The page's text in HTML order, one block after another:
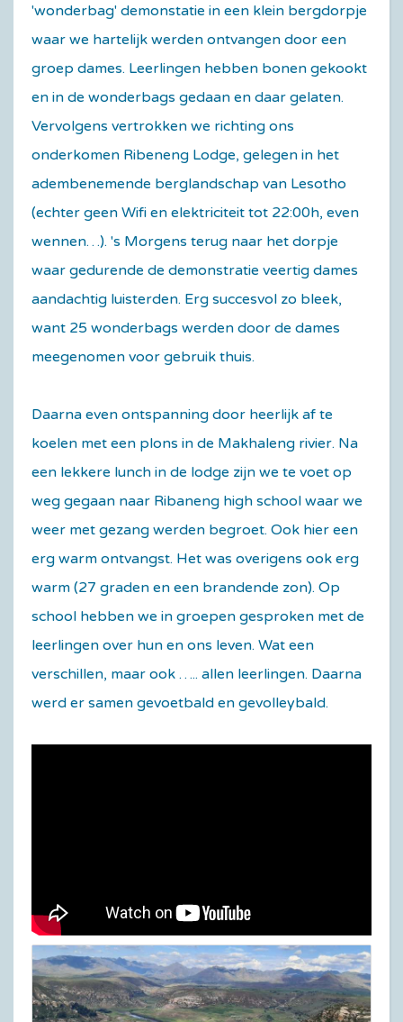
'wonderbag' demonstatie in een klein bergdorpje
waar we hartelijk werden ontvangen door een
groep dames. Leerlingen hebben bonen gekookt
en in de wonderbags gedaan en daar gelaten.
Vervolgens vertrokken we richting ons
onderkomen Ribeneng Lodge, gelegen in het
adembenemende berglandschap van Lesotho
(echter geen Wifi en elektriciteit tot 22:00h, even
wennen…). 's Morgens terug naar het dorpje
waar gedurende de demonstratie veertig dames
aandachtig luisterden. Erg succesvol zo bleek,
want 25 wonderbags werden door de dames
meegenomen voor gebruik thuis.
Daarna even ontspanning door heerlijk af te
koelen met een plons in de Makhaleng rivier. Na
een lekkere lunch in de lodge zijn we te voet op
weg gegaan naar Ribaneng high school waar we
weer met gezang werden begroet. Ook hier een
erg warm ontvangst. Het was overigens ook erg
warm (27 graden en een brandende zon). Op
school hebben we in groepen gesproken met de
leerlingen over hun en ons leven. Wat een
verschillen, maar ook ….. allen leerlingen. Daarna
werd er samen gevoetbald en gevolleybald.